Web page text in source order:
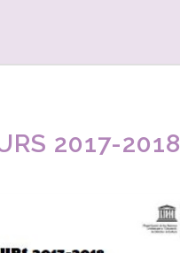
2017-2018